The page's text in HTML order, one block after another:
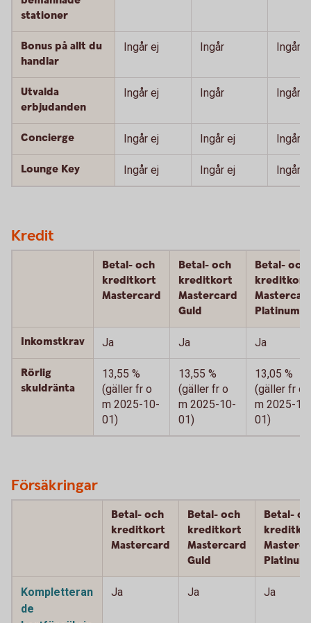
stationer
Bonus på allt du
handlar
Ingår ej Ingår Ingår
Utvalda
erbjudanden
Ingår ej Ingår Ingår
Concierge Ingår ej Ingår ej Ingår
Lounge Key Ingår ej Ingår ej Ingår
Kredit
Betal- och
kreditkort
Mastercard
Betal- och
kreditkort
Mastercard
Guld
Betal- och
kreditkort
Platinum
Inkomstkrav Ja Ja Ja
Rörlig
skuldränta
13,55 %
(gäller fr o
m 2025-10-
01)
13,55 %
(gäller fr o
m 2025-10-
01)
13,05 %
(gäller fr o
m 2025-
01)
Försäkringar
Betal- och
kreditkort
Mastercard
Betal- och
kreditkort
Mastercard
Guld
Betal-
Platinum
Kompletteran
de
Ja Ja Ja